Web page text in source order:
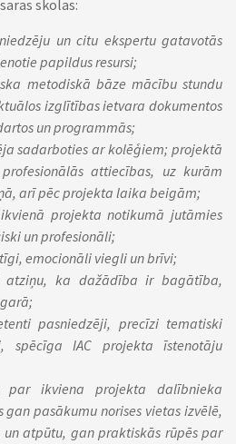
skolas:
un citu ekspertu gatavotās
papildus resursi;
metodiskā bāze mācību stundu
izglītības ietvara dokumentos
un programmās;
sadarboties ar kolēģiem; projektā
attiecības, uz kurām
arī pēc projekta laika beigām;
projekta notikumā jutāmies
un profesionāli;
emocionāli viegli un brīvi;
atziņu, ka dažādība ir bagātība,
pasniedzēji, precīzi tematiski
spēcīga IAC projekta īstenotāju
par ikviena projekta dalībnieka
pasākumu norises vietas izvēlē,
atpūtu, gan praktiskās rūpēs par